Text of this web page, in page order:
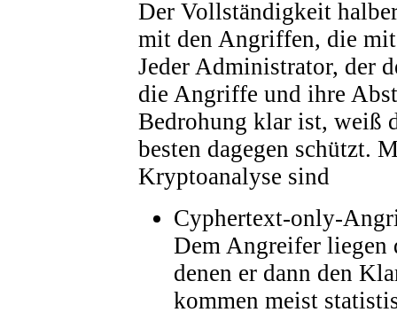
Der Vollständigkeit
mit den Angriffen, die
Jeder Administrator, der
die Angriffe und ihre
Bedrohung klar ist, weiß
besten dagegen schützt.
Kryptoanalyse sind
Cyphertext-only-
Dem Angreifer liegen
denen er dann den
kommen meist